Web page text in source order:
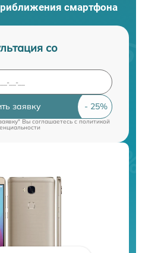
смартфона
со
заявку
Вы соглашаетесь cполитикой